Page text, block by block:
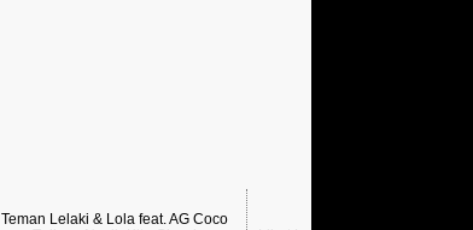
Teman Lelaki & Lola feat. AG Coco